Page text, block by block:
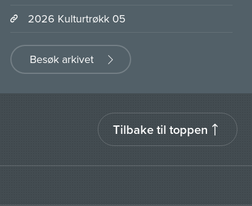
2026 Kulturtrøkk 05
Besøk arkivet
Tilbake til toppen